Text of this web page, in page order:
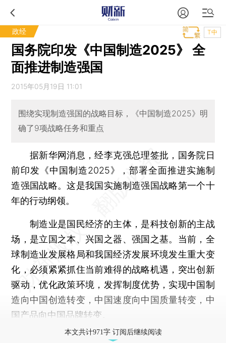
政经 T中
国务院印发《中国制造2025》 全
面推进制造强国
2015年05月19日 11:01
围绕实现制造强国的战略目标，《中国制造2025》明
确了9项战略任务和重点
据新华网消息，经李克强总理签批，国务院日
前印发《中国制造2025》，部署全面推进实施制
造强国战略。这是我国实施制造强国战略第一个十
年的行动纲领。
制造业是国民经济的主体，是科技创新的主战
场，是立国之本、兴国之器、强国之基。当前，全
球制造业发展格局和我国经济发展环境发生重大变
化，必须紧紧抓住当前难得的战略机遇，突出创新
驱动，优化政策环境，发挥制度优势，实现中国制
造向中国创造转变，中国速度向中国质量转变，中
国产品向中国品牌转变。
本文共计971字 订阅后继续阅读